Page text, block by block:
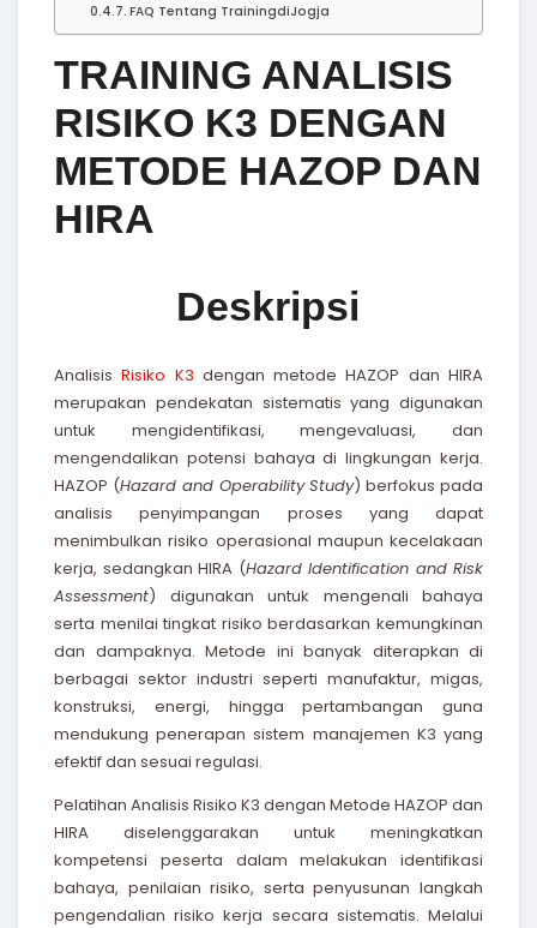
FAQ Tentang TrainingdiJogja
TRAINING ANALISIS
RISIKO K3 DENGAN
METODE HAZOP DAN
HIRA
Deskripsi
AnalisisRisiko K3 dengan metode HAZOP dan HIRA
merupakan pendekatan sistematis yang digunakan
untuk mengidentifikasi, mengevaluasi, dan
mengendalikan potensi bahaya di lingkungan kerja.
HAZOP (Hazard and Operability Study) berfokus pada
analisis penyimpangan proses yang dapat
menimbulkan risiko operasional maupun kecelakaan
kerja, sedangkan HIRA (Hazard Identification and Risk
Assessment) digunakan untuk mengenali bahaya
serta menilai tingkat risiko berdasarkan kemungkinan
dan dampaknya. Metode ini banyak diterapkan di
berbagai sektor industri seperti manufaktur, migas,
konstruksi, energi, hingga pertambangan guna
mendukung penerapan sistem manajemen K3 yang
efektif dan sesuai regulasi.
Pelatihan Analisis Risiko K3 dengan Metode HAZOP dan
HIRA diselenggarakan untuk meningkatkan
kompetensi peserta dalam melakukan identifikasi
bahaya, penilaian risiko, serta penyusunan langkah
pengendalian risiko kerja secara sistematis. Melalui